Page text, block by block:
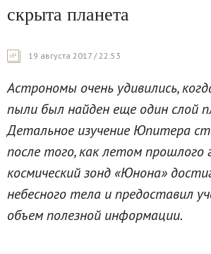
скрыта планета
19 августа 2017 / 22:53
Астрономы очень удивились,
пыли был найден еще один слой
Детальное изучение Юпитера
после того, как летом прошлого
космический зонд «Юнона»
небесного тела и предоставил
объем полезной информации.